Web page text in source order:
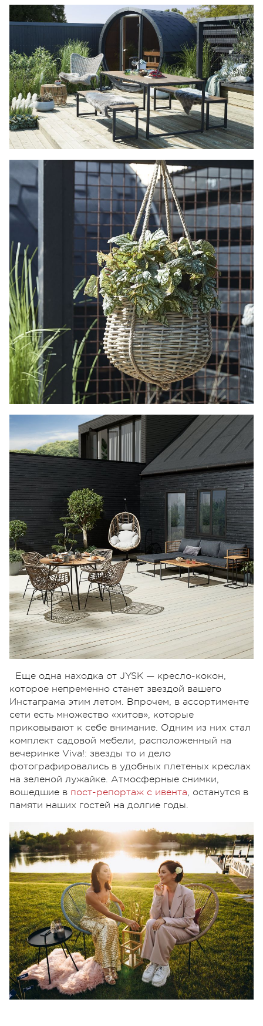
Еще одна находка от JYSK — кресло-кокон,
которое непременно станет звездой вашего
Инстаграма этим летом. Впрочем, в ассортименте
сети есть множество «хитов», которые
приковывают к себе внимание. Одним из них стал
комплект садовой мебели, расположенный на
вечеринке Viva!: звезды то и дело
фотографировались в удобных плетеных креслах
на зеленой лужайке. Атмосферные снимки,
вошедшие в пост-репортаж с ивента, останутся в
памяти наших гостей на долгие годы.